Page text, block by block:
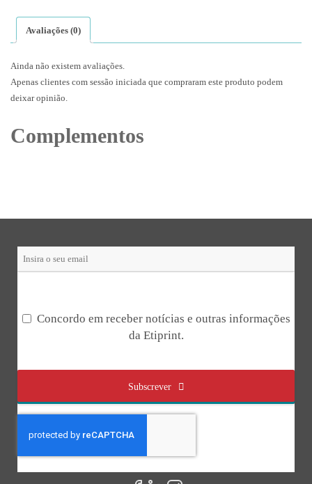
Avaliações (0)
Ainda não existem avaliações.
Apenas clientes com sessão iniciada que compraram este produto podem
deixar opinião.
Complementos
Contact
Email
Concordo em receber notícias e outras informações
da Etiprint.
Subscrever